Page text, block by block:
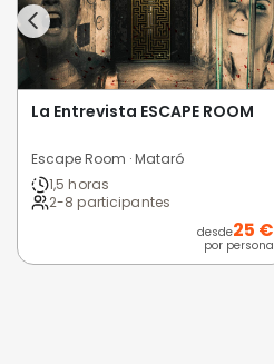
La Entrevista ESCAPE ROOM
Escape Room · Mataró
1,5 horas
2-8 participantes
desde25 €
por persona